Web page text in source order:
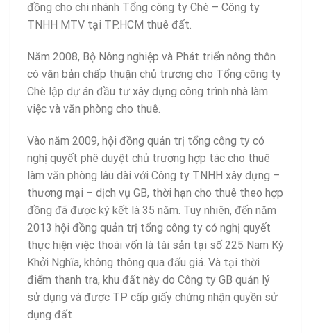
đồng cho chi nhánh Tổng công ty Chè – Công ty
TNHH MTV tại TP.HCM thuê đất.
Năm 2008, Bộ Nông nghiệp và Phát triển nông thôn
có văn bản chấp thuận chủ trương cho Tổng công ty
Chè lập dự án đầu tư xây dựng công trình nhà làm
việc và văn phòng cho thuê.
Vào năm 2009, hội đồng quản trị tổng công ty có
nghị quyết phê duyệt chủ trương hợp tác cho thuê
làm văn phòng lâu dài với Công ty TNHH xây dựng –
thương mại – dịch vụ GB, thời hạn cho thuê theo hợp
đồng đã được ký kết là 35 năm. Tuy nhiên, đến năm
2013 hội đồng quản trị tổng công ty có nghị quyết
thực hiện việc thoái vốn là tài sản tại số 225 Nam Kỳ
Khởi Nghĩa, không thông qua đấu giá. Và tại thời
điểm thanh tra, khu đất này do Công ty GB quản lý
sử dụng và được TP cấp giấy chứng nhận quyền sử
dụng đất